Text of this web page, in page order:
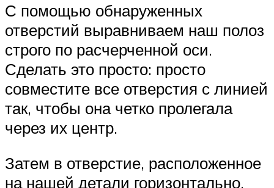
С помощью обнаруженных
отверстий выравниваем наш полоз
строго по расчерченной оси.
Сделать это просто: просто
совместите все отверстия с линией
так, чтобы она четко пролегала
через их центр.
Затем в отверстие, расположенное
на нашей детали горизонтально,